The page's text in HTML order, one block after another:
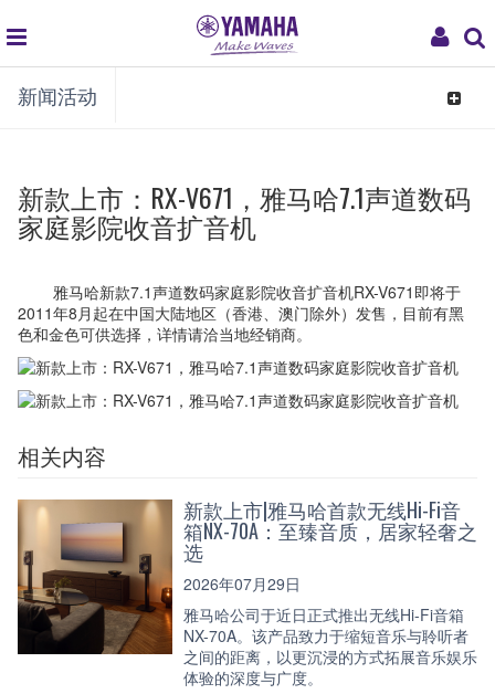
My
global
navigation
新闻活动
Toggle
新款上市：RX-V671，雅马哈7.1声道数码
家庭影院收音扩音机
雅马哈新款7.1声道数码家庭影院收音扩音机RX-V671即将于
2011年8月起在中国大陆地区（香港、澳门除外）发售，目前有黑
色和金色可供选择，详情请洽当地经销商。
相关内容
新款上市|雅马哈首款无线Hi-Fi音
箱NX-70A：至臻音质，居家轻奢之
选
2026年07月29日
雅马哈公司于近日正式推出无线Hi-Fi音箱
NX-70A。该产品致力于缩短音乐与聆听者
之间的距离，以更沉浸的方式拓展音乐娱乐
体验的深度与广度。